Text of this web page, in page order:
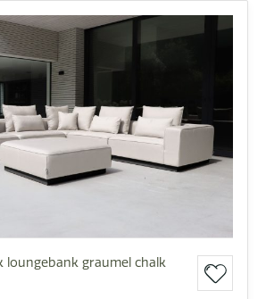
loungebank graumel chalk